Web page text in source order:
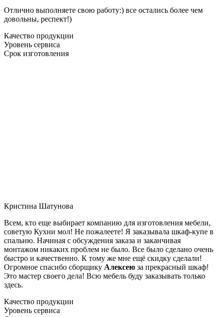
Отлично выполняете свою работу:) все остались более чем
довольны, респект!)
Качество продукции
Уровень сервиса
Срок изготовления
Кристина Шатунова
Всем, кто еще выбирает компанию для изготовления мебели,
советую Кухни мол! Не пожалеете! Я заказывала шкаф-купе в
спальню. Начиная с обсуждения заказа и заканчивая
монтажом никаких проблем не было. Все было сделано очень
быстро и качественно. К тому же мне ещё скидку сделали!
Огромное спасибо сборщику Алексею за прекрасный шкаф!
Это мастер своего дела! Всю мебель буду заказывать только
здесь.
Качество продукции
Уровень сервиса